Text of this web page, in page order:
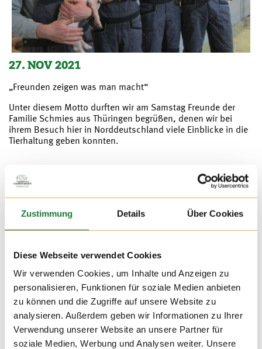
Zustimmung Details Über Cookies
Diese Webseite verwendet Cookies
Wir verwenden Cookies, um Inhalte und Anzeigen zu
personalisieren, Funktionen für soziale Medien anbieten
zu können und die Zugriffe auf unsere Website zu
analysieren. Außerdem geben wir Informationen zu Ihrer
Verwendung unserer Website an unsere Partner für
soziale Medien, Werbung und Analysen weiter. Unsere
27. NOV 2021
„Freunden zeigen was man macht“
Unter diesem Motto durften wir am Samstag Freunde der
Familie Schmies aus Thüringen begrüßen, denen wir bei
ihrem Besuch hier in Norddeutschland viele Einblicke in die
Tierhaltung geben konnten.